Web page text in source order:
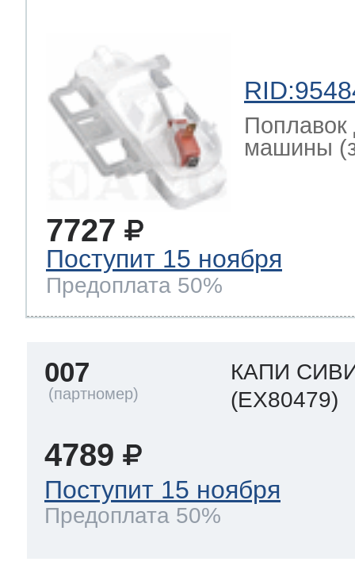
Поплавок
машины
7727
Поступит 15 ноября
Предоплата 50%
007
КАПИ
(EX80479)
4789
Поступит 15 ноября
Предоплата 50%